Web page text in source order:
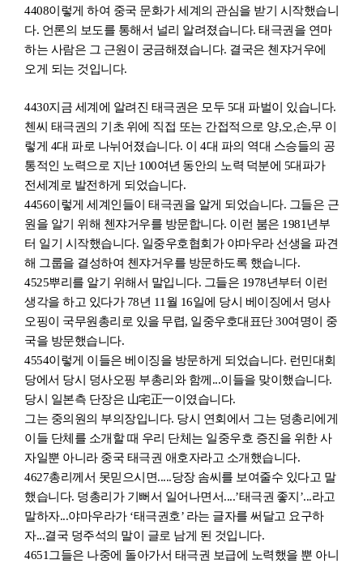
4408이렇게 하여 중국 문화가 세계의 관심을 받기 시작했습니
다. 언론의 보도를 통해서 널리 알려졌습니 다. 태극권을 연마
하는 사람은 그 근원이 궁금해졌습니 다. 결국은 첸쟈거우에
오게 되는 것입니 다.
4430지금 세계에 알려진 태극권은 모두 5대 파벌이 있습니 다.
첸씨 태극권의 기초 위에 직접 또는 간접적으로 양,오,손,무 이
렇게 4대 파로 나뉘어졌습니 다. 이 4대 파의 역대 스승들의 공
통적인 노력으로 지난 100여년 동안의 노력 덕분에 5대파가
전세계로 발전하게 되었습니 다.
4456이렇게 세계인들이 태극권을 알게 되었습니 다. 그들은 근
원을 알기 위해 첸쟈거우를 방문합니 다. 이런 붐은 1981년부
터 일기 시작했습니 다. 일중우호협회가 야마우라 선생을 파견
해 그룹을 결성하여 첸쟈거우를 방문하도록 했습니다.
4525뿌리를 알기 위해서 말입니다. 그들은 1978년부터 이런
생각을 하고 있다가 78년 11월 16일에 당시 베이징에서 덩사
오핑이 국무원총리로 있을 무렵, 일중우호대표단 30여명이 중
국을 방문했습니다.
4554이렇게 이들은 베이징을 방문하게 되었습니다. 런민대회
당에서 당시 덩사오핑 부총리와 함께...이들을 맞이했습니다.
당시 일본측 단장은 山宅正一이였습니다.
그는 중의원의 부의장입니다. 당시 연회에서 그는 덩총리에게
이들 단체를 소개할 때 우리 단체는 일중우호 증진을 위한 사
자일뿐 아니라 중국 태극권 애호자라고 소개했습니다.
4627총리께서 못믿으시면.....당장 솜씨를 보여줄수 있다고 말
했습니다. 덩총리가 기뻐서 일어나면서....’태극권 좋지 ’...라고
말하자...야마우라가 ‘태극권호’ 라는 글자를 써달고 요구하
자...결국 덩주석의 말이 글로 남게 된 것입니다.
4651그들은 나중에 돌아가서 태극권 보급에 노력했을 뿐 아니